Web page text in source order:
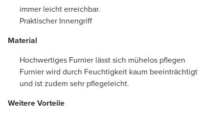
immer leicht erreichbar.
Praktischer Innengriff
Material
Hochwertiges Furnier lässt sich mühelos pflegen
Furnier wird durch Feuchtigkeit kaum beeinträchtigt
und ist zudem sehr pflegeleicht.
Weitere Vorteile